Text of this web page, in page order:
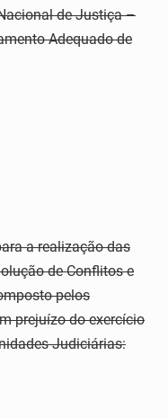
de Justiça –
Adequado de
a realização das
de Conflitos e
pelos
prejuízo do exercício
Judiciárias: